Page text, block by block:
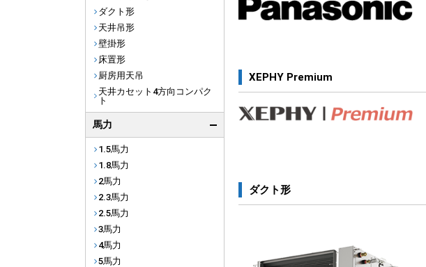
XEPHY Premium
ダクト形
ダクト形
天井吊形
壁掛形
床置形
厨房用天吊
天井カセット4方向コンパク
ト
馬力
1.5馬力
1.8馬力
2馬力
2.3馬力
2.5馬力
3馬力
4馬力
5馬力